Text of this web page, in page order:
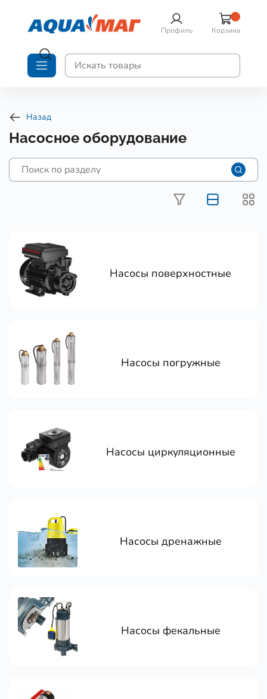
Профиль Корзина
Назад
Насосное оборудование
Насосы поверхностные
Насосы погружные
Насосы циркуляционные
Насосы дренажные
Насосы фекальные